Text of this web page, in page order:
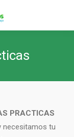
PRACTICAS
necesitamos tu